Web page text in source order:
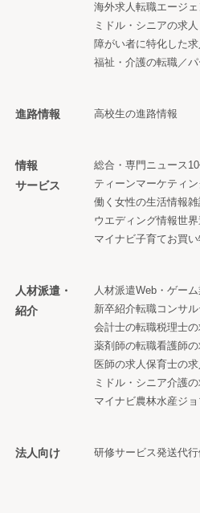
海外求人 転職エージェ
ミドル・シニアの求人
障がい者に特化した
福祉・介護の転職／パ
進路情報 高校生の進路情報
情報
サービス
総合・専門ニュース
ティーンマーケティ
働く女性の生活情報雑
ウエディング情報世
マイナビ子育てお買
人材派遣・
紹介
人材派遣Web・ゲー
新卒紹介転職コンサ
会計士の転職税理士
薬剤師の転職看護師の
医師の求人 保育士の求
ミドル・シニア介護の
マイナビ農林水産ジョ
法人向け 研修サービス発送代行